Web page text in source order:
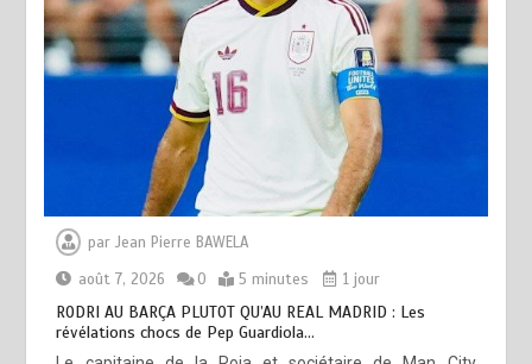
parJean Pierre BAWELA
août 7, 2026
0 5 minutes 1 jour
RODRI AU BARÇA PLUTOT QU’AU REAL MADRID : Les
révélations chocs de Pep Guardiola…